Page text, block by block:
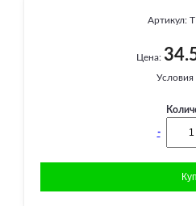
Артикул:
Цена:
Условия
-